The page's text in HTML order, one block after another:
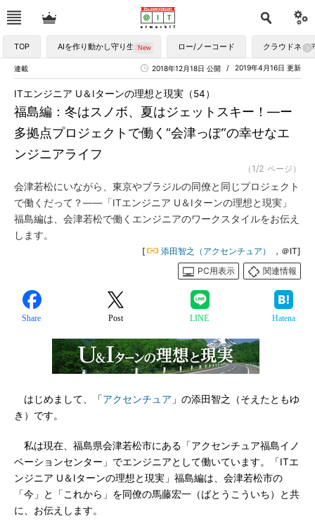
TOP AIを作り動かし守り生かす ロー/ノーコード クラウドネイ
連載 2019年4月16日 更新
2018年12月18日 公開
福島編：冬はスノボ、夏はジェットスキー！―ー
多拠点プロジェクトで働く“会津っぽ”の幸せなエ
ンジニアライフ
ITエンジニア U＆Iターンの理想と現実（54）
（1/2 ページ）
会津若松にいながら、東京やブラジルの同僚と同じプロジェクト
で働くだって？――「ITエンジニア U＆Iターンの理想と現実」
福島編は、会津若松で働くエンジニアのワークスタイルをお伝え
します。
[ 添田智之（アクセンチュア）
，＠IT]
PC用表示
関連情報
Share Post LINE Hatena
はじめまして、「アクセンチュア 」の添田智之（そえたともゆ
き）です。
私は現在、福島県会津若松市にある「アクセンチュア福島イノ
ベーションセンター」でエンジニアとして働いています。「ITエ
ンジニア U＆Iターンの理想と現実」福島編は、会津若松市の
「今」と「これから」を同僚の馬藤宏一（ばとうこういち）と共
に、お伝えします。